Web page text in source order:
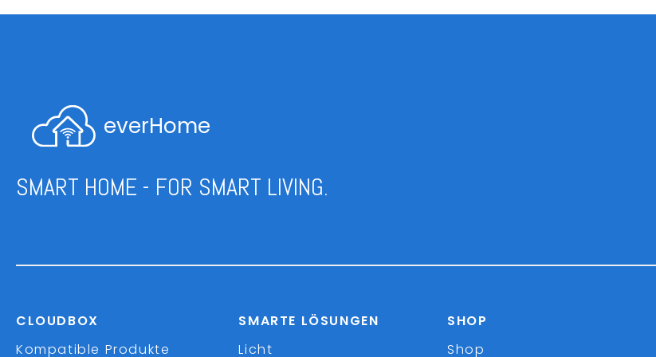
everHome
SMART HOME - FOR SMART LIVING.
CLOUDBOX
Kompatible Produkte
SMARTE LÖSUNGEN
Licht
SHOP
Shop